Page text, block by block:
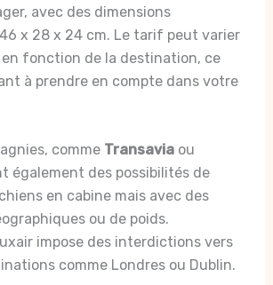
avec des dimensions
x 28 x 24 cm. Le tarif peut varier
en fonction de la destination, ce
à prendre en compte dans votre
comme Transaviaou
également des possibilités de
en cabine mais avec des
ou de poids.
impose des interdictions vers
comme Londres ou Dublin.